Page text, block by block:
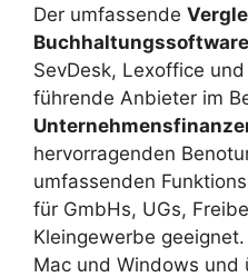
Der umfassende
Buchhaltungssoftware
SevDesk, Lexoffice
führende Anbieter im
hervorragenden
umfassenden
für GmbHs, UGs,
Kleingewerbe
Mac und Windows und